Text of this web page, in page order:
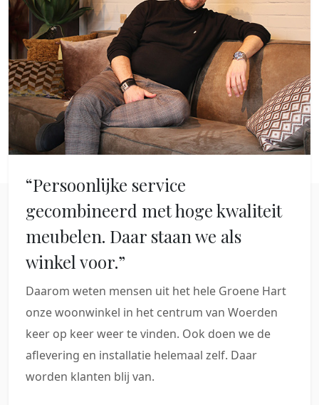
“Persoonlijke service
gecombineerd met hoge kwaliteit
meubelen. Daar staan we als
winkel voor.”
Daarom weten mensen uit het hele Groene Hart
onze woonwinkel in het centrum van Woerden
keer op keer weer te vinden. Ook doen we de
aflevering en installatie helemaal zelf. Daar
worden klanten blij van.